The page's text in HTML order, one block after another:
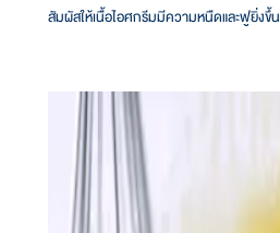
สัมผัสให้เนื้อไอศกรีมมีความหนืดและฟูยิ่งขึ้น